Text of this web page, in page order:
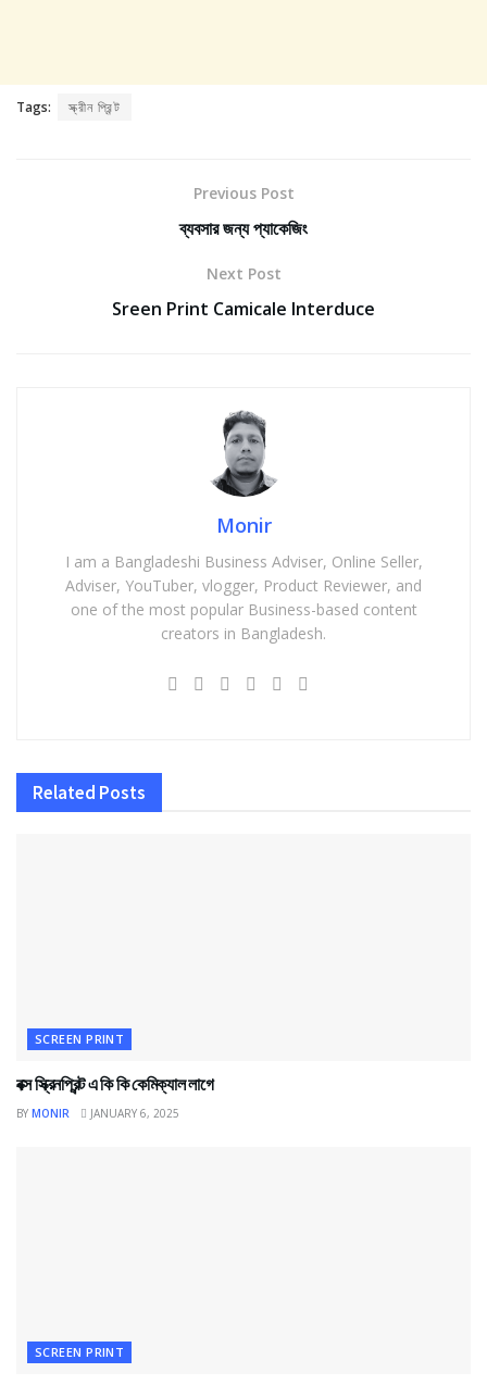
Tags: স্ক্রীন প্রিন্ট
Previous Post
ব্যবসার জন্য প্যাকেজিং
Next Post
Sreen Print Camicale Interduce
Monir
I am a Bangladeshi Business Adviser, Online Seller,
Adviser, YouTuber, vlogger, Product Reviewer, and
one of the most popular Business-based content
creators in Bangladesh.
Related Posts
SCREEN PRINT
বক্স স্ক্রিনপ্রিন্ট এ কি কি কেমিক্যাল লাগে
BY MONIR JANUARY 6, 2025
SCREEN PRINT